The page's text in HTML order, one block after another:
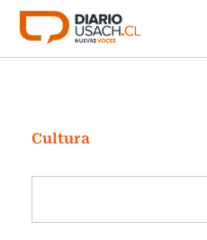
Click acá para ir
Investigación
Cultura
Programas Radio y TV
Cultura